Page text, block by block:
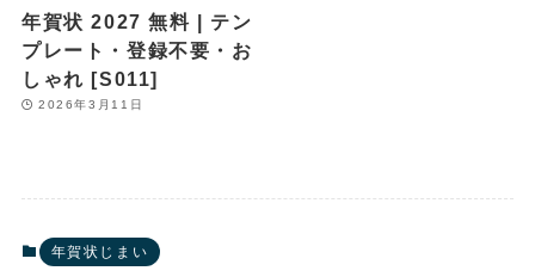
年賀状 2027 無料 | テン
プレート・登録不要・お
しゃれ [S011]
2026年3月11日
年賀状じまい